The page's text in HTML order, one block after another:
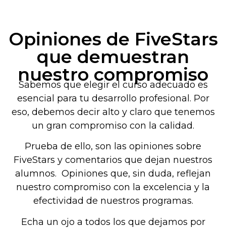
Opiniones de FiveStars
que demuestran
nuestro compromiso
Sabemos que elegir el curso adecuado es
esencial para tu desarrollo profesional. Por
eso, debemos decir alto y claro que tenemos
un gran compromiso con la calidad.
Prueba de ello, son las opiniones sobre
FiveStars y comentarios que dejan nuestros
alumnos. Opiniones que, sin duda, reflejan
nuestro compromiso con la excelencia y la
efectividad de nuestros programas.
Echa un ojo a todos los que dejamos por